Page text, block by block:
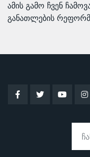
ამის გამო ჩვენ
განათლების